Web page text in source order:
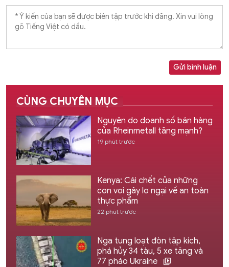
Gửi bình luận
CÙNG CHUYÊN MỤC
Nguyên do doanh số bán hàng
của Rheinmetall tăng mạnh?
19 phút trước
Kenya: Cái chết của những
con voi gây lo ngại về an toàn
thực phẩm
22 phút trước
Nga tung loạt đòn tập kích,
phá hủy 34 tàu, 5 xe tăng và
77 pháo Ukraine